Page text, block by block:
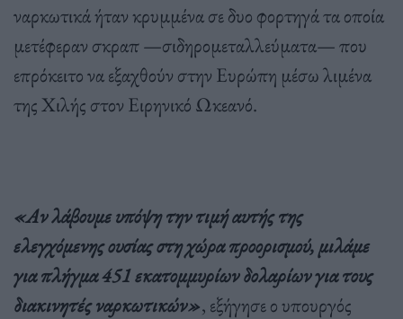
ναρκωτικά ήταν κρυμμένα σε δυο φορτηγά τα οποία
μετέφεραν σκραπ —σιδηρομεταλλεύματα— που
επρόκειτο να εξαχθούν στην Ευρώπη μέσω λιμένα
της Χιλής στον Ειρηνικό Ωκεανό.
«Αν λάβουμε υπόψη την τιμή αυτής της
ελεγχόμενης ουσίας στη χώρα προορισμού, μιλάμε
για πλήγμα 451 εκατομμυρίων δολαρίων για τους
διακινητές ναρκωτικών», εξήγησε ο υπουργός